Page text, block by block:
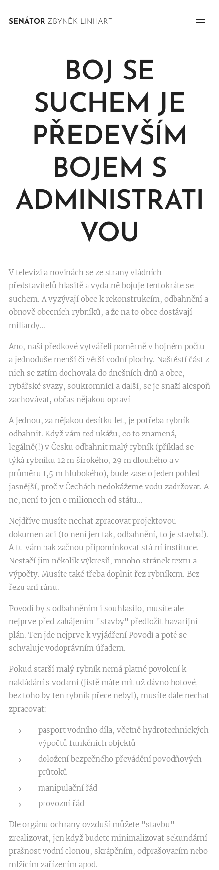
SENÁTOR ZBYNĚK LINHART
BOJ SE
SUCHEM JE
PŘEDEVŠÍM
BOJEM S
ADMINISTRATI
VOU
V televizi a novinách se ze strany vládních
představitelů hlasitě a vydatně bojuje tentokráte se
suchem. A vyzývají obce k rekonstrukcím, odbahnění a
obnově obecních rybníků, a že na to obce dostávají
miliardy...
Ano, naši předkové vytvářeli poměrně v hojném počtu
a jednoduše menší či větší vodní plochy. Naštěstí část z
nich se zatím dochovala do dnešních dnů a obce,
rybářské svazy, soukromníci a další, se je snaží alespoň
zachovávat, občas nějakou opraví.
A jednou, za nějakou desítku let, je potřeba rybník
odbahnit. Když vám teď ukážu, co to znamená,
legálně(!) v Česku odbahnit malý rybník (příklad se
týká rybníku 12 m širokého, 29 m dlouhého a v
průměru 1,5 m hlubokého), bude zase o jeden pohled
jasnější, proč v Čechách nedokážeme vodu zadržovat. A
ne, není to jen o milionech od státu...
Nejdříve musíte nechat zpracovat projektovou
dokumentaci (to není jen tak, odbahnění, to je stavba!).
A tu vám pak začnou připomínkovat státní instituce.
Nestačí jim několik výkresů, mnoho stránek textu a
výpočty. Musíte také třeba doplnit řez rybníkem. Bez
řezu ani ránu.
Povodí by s odbahněním i souhlasilo, musíte ale
nejprve před zahájením "stavby" předložit havarijní
plán. Ten jde nejprve k vyjádření Povodí a poté se
schvaluje vodoprávním úřadem.
Pokud starší malý rybník nemá platné povolení k
nakládání s vodami (jistě máte mít už dávno hotové,
bez toho by ten rybník přece nebyl), musíte dále nechat
zpracovat:
pasport vodního díla, včetně hydrotechnických
výpočtů funkčních objektů
doložení bezpečného převádění povodňových
průtoků
manipulační řád
provozní řád
Dle orgánu ochrany ovzduší můžete "stavbu"
zrealizovat, jen když budete minimalizovat sekundární
prašnost vodní clonou, skrápěním, odprašovacím nebo
mlžícím zařízením apod.